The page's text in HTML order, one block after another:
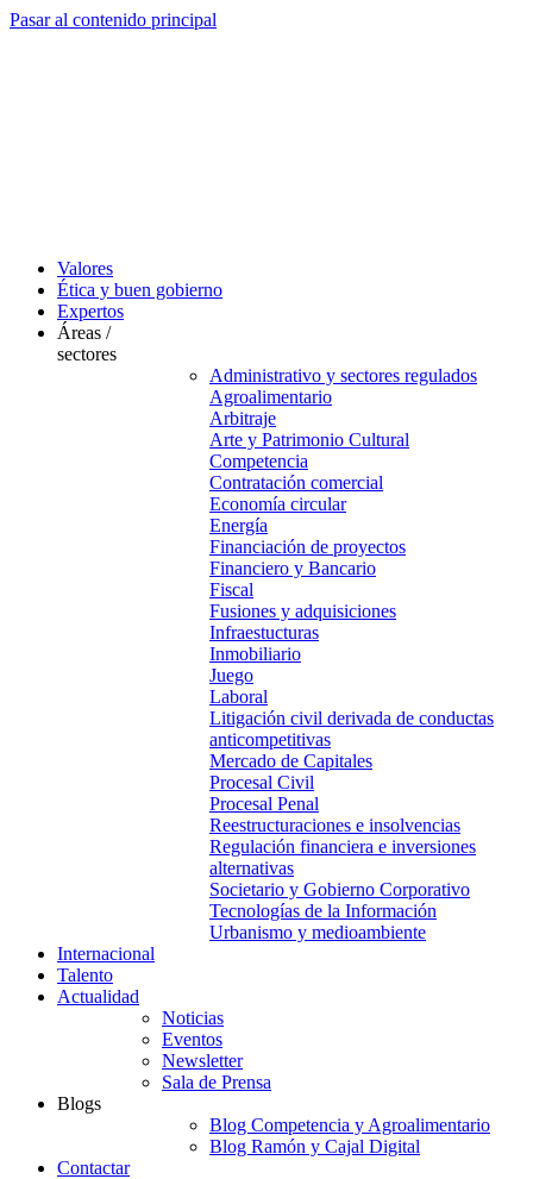
Pasar al contenido principal
Valores
Ética y buen gobierno
Expertos
Áreas /
sectores
Administrativo y sectores regulados
Agroalimentario
Arbitraje
Arte y Patrimonio Cultural
Competencia
Contratación comercial
Economía circular
Energía
Financiación de proyectos
Financiero y Bancario
Fiscal
Fusiones y adquisiciones
Infraestucturas
Inmobiliario
Juego
Laboral
Litigación civil derivada de conductas
anticompetitivas
Mercado de Capitales
Procesal Civil
Procesal Penal
Reestructuraciones e insolvencias
Regulación financiera e inversiones
alternativas
Societario y Gobierno Corporativo
Tecnologías de la Información
Urbanismo y medioambiente
Internacional
Talento
Actualidad
Noticias
Eventos
Newsletter
Sala de Prensa
Blogs
Blog Competencia y Agroalimentario
Blog Ramón y Cajal Digital
Contactar